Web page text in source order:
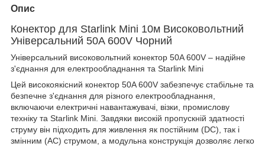
Опис
Конектор для Starlink Mini 10м Високовольтний
Універсальний 50A 600V Чорний
Універсальний високовольтний конектор 50A 600V – надійне
з'єднання для електрообладнання та Starlink Mini
Цей високоякісний конектор 50A 600V забезпечує стабільне та
безпечне з'єднання для різного електрообладнання,
включаючи електричні навантажувачі, візки, промислову
техніку та Starlink Mini. Завдяки високій пропускній здатності
струму він підходить для живлення як постійним (DC), так і
змінним (AC) струмом, а модульна конструкція дозволяє легко